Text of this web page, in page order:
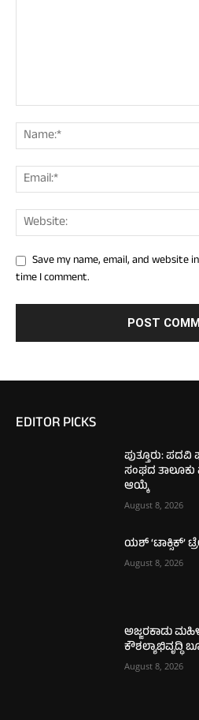
Save my name, email, and website
time I comment.
EDITOR PICKS
ಪುತ್ತೂರು:
ಸಂಘದ
ಆಯ್ಕೆ
August 8, 2026
ಯಶ್ ‘ಟಾಕ್ಸಿಕ್’
August 8, 2026
ಅಜ್ಜರಕಾಡು
ಕೌಶಲ್ಯಾಭಿವೃದ್ಧಿ
August 8, 2026